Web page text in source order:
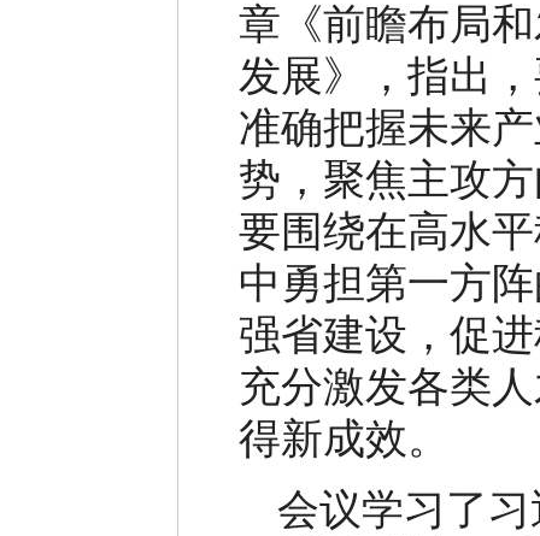
章《前瞻布局
发展》，指出
准确把握未来
势，聚焦主攻
要围绕在高水
中勇担第一方
强省建设，促
充分激发各类
得新成效。
会议学习了